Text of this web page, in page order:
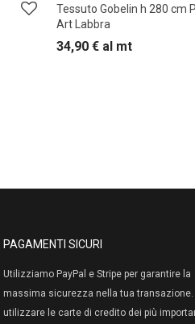
Tessuto Gobelin h 280 cm
Art Labbra
34,90€ al mt
PAGAMENTI SICURI
Utilizziamo PayPal e Stripe per garantire la
massima sicurezza nella tua transazione.
utilizzare le carte di credito dei più